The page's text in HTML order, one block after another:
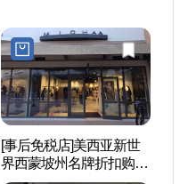
[事后免税店]美西亚新世
界西蒙坡州名牌折扣购物
中心(미샤 신세계사이먼